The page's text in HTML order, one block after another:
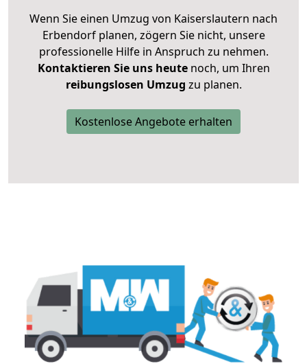
Wenn Sie einen Umzug von Kaiserslautern nach
Erbendorf planen, zögern Sie nicht, unsere
professionelle Hilfe in Anspruch zu nehmen.
Kontaktieren Sie uns heutenoch, um Ihren
reibungslosen Umzug zu planen.
Kostenlose Angebote erhalten